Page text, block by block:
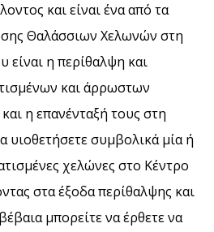
και είναι ένα από τα
Θαλάσσιων Χελωνών στη
είναι η περίθαλψη και
και άρρωστων
η επανένταξή τους στη
υιοθετήσετε συμβολικά μία ή
χελώνες στο Κέντρο
στα έξοδα περίθαλψης και
μπορείτε να έρθετε να